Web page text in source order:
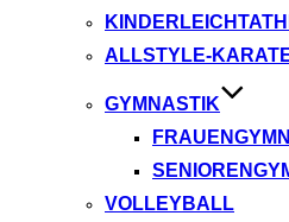
ALLSTYLE-
GYMNASTIK
VOLLEYBALL